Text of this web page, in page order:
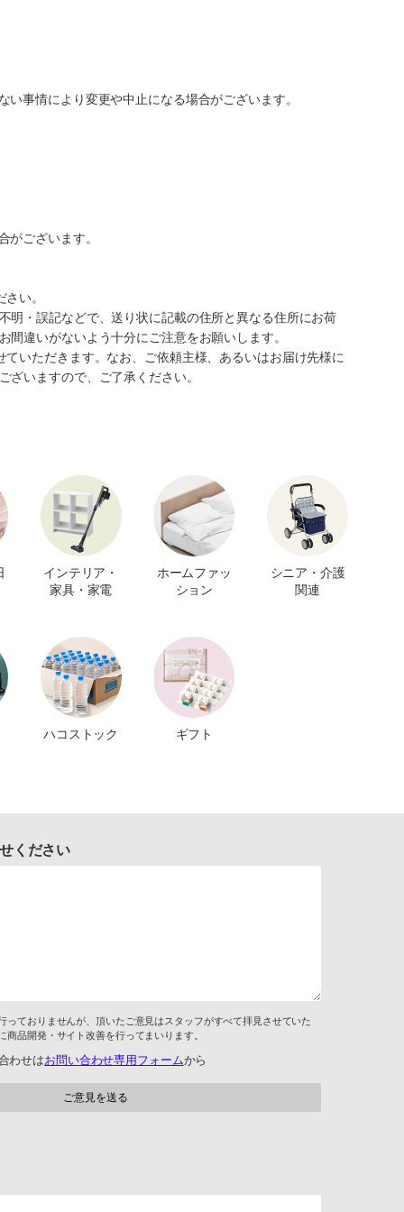
事情により変更や中止になる場合がございます。
ございます。
い。
明・誤記などで、送り状に記載の住所と異なる住所にお荷
違いがないよう十分にご注意をお願いします。
いただきます。なお、ご依頼主様、あるいはお届け先様に
いますので、ご了承ください。
インテリア・
家具・家電
ホームファッ
ション
シニア・介護
関連
ハコストック ギフト
ください
っておりませんが、頂いたご意見はスタッフがすべて拝見させていた
商品開発・サイト改善を行ってまいります。
わせはお問い合わせ専用フォームから